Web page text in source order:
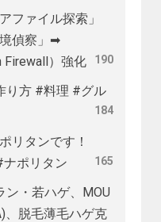
ファイル探索」
偵察」➡
Firewall）強化
190
り方 #料理 #グル
184
リタンです！
ポリタン
165
ン・若ハゲ、MOU
、脱毛薄毛ハゲ克